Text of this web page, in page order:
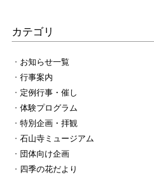
カテゴリ
お知らせ一覧
行事案内
定例行事・催し
体験プログラム
特別企画・拝観
石山寺ミュージアム
団体向け企画
四季の花だより